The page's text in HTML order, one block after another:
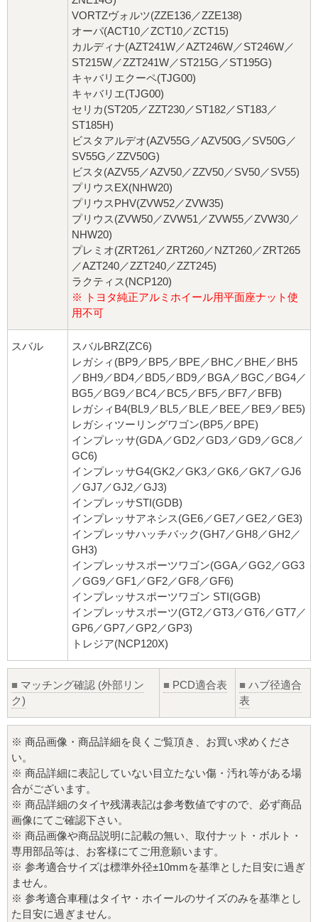
VORTZヴォルツ(ZZE136／ZZE138)
オーパ(ACT10／ZCT10／ZCT15)
カルディナ(AZT241W／AZT246W／ST246W／
ST215W／ZZT241W／ST215G／ST195G)
キャバリエクーペ(TJG00)
キャバリエ(TJG00)
セリカ(ST205／ZZT230／ST182／ST183／
ST185H)
ビスタアルデオ(AZV55G／AZV50G／SV50G／
SV55G／ZZV50G)
ビスタ(AZV55／AZV50／ZZV50／SV50／SV55)
プリウスEX(NHW20)
プリウスPHV(ZVW52／ZVW35)
プリウス(ZVW50／ZVW51／ZVW55／ZVW30／
NHW20)
プレミオ(ZRT261／ZRT260／NZT260／ZRT265
／AZT240／ZZT240／ZZT245)
ラクティス(NCP120)
※ トヨタ純正アルミホイール用平面座ナット使
用不可
スバル
スバルBRZ(ZC6)
レガシィ(BP9／BP5／BPE／BHC／BHE／BH5
／BH9／BD4／BD5／BD9／BGA／BGC／BG4／
BG5／BG9／BC4／BC5／BF5／BF7／BFB)
レガシィB4(BL9／BL5／BLE／BEE／BE9／BE5)
レガシィツーリングワゴン(BP5／BPE)
インプレッサ(GDA／GD2／GD3／GD9／GC8／
GC6)
インプレッサG4(GK2／GK3／GK6／GK7／GJ6
／GJ7／GJ2／GJ3)
インプレッサSTI(GDB)
インプレッサアネシス(GE6／GE7／GE2／GE3)
インプレッサハッチバック(GH7／GH8／GH2／
GH3)
インプレッサスポーツワゴン(GGA／GG2／GG3
／GG9／GF1／GF2／GF8／GF6)
インプレッサスポーツワゴン STI(GGB)
インプレッサスポーツ(GT2／GT3／GT6／GT7／
GP6／GP7／GP2／GP3)
トレジア(NCP120X)
■ マッチング確認 (外部リン
ク)
■ PCD適合表 ■ ハブ径適合
表
※ 商品画像・商品詳細を良くご覧頂き、お買い求めくださ
い。
※ 商品詳細に表記していない目立たない傷・汚れ等がある場
合がございます。
※ 商品詳細のタイヤ残溝表記は参考数値ですので、必ず商品
画像にてご確認下さい。
※ 商品画像や商品説明に記載の無い、取付ナット・ボルト・
専用部品等は、お客様にてご用意願います。
※ 参考適合サイズは標準外径±10mmを基準とした目安に過ぎ
ません。
※ 参考適合車種はタイヤ・ホイールのサイズのみを基準とし
た目安に過ぎません。